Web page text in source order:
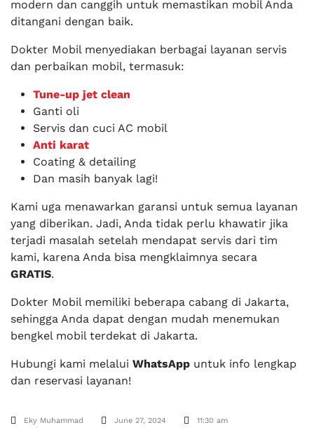
modern dan canggih untuk memastikan mobil Anda
ditangani dengan baik.
Dokter Mobil menyediakan berbagai layanan servis
dan perbaikan mobil, termasuk:
Tune-up jet clean
Ganti oli
Servis dan cuci AC mobil
Anti karat
Coating & detailing
Dan masih banyak lagi!
Kami uga menawarkan garansi untuk semua layanan
yang diberikan. Jadi, Anda tidak perlu khawatir jika
terjadi masalah setelah mendapat servis dari tim
kami, karena Anda bisa mengklaimnya secara
GRATIS.
Dokter Mobil memiliki beberapa cabang di Jakarta,
sehingga Anda dapat dengan mudah menemukan
bengkel mobil terdekat di Jakarta.
Hubungi kami melalui WhatsApp untuk info lengkap
dan reservasi layanan!
Eky Muhammad June 27, 2024 11:30 am